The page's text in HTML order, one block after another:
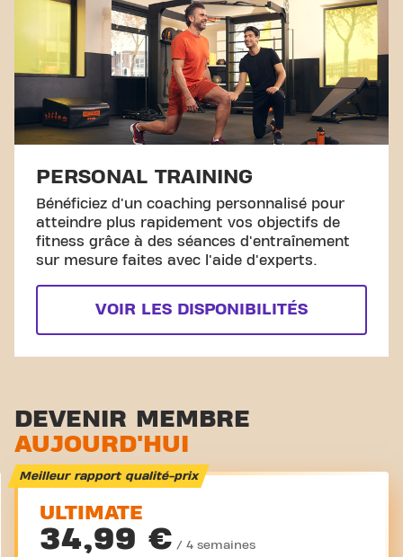
PERSONAL TRAINING
Bénéficiez d'un coaching personnalisé pour
atteindre plus rapidement vos objectifs de
fitness grâce à des séances d'entraînement
sur mesure faites avec l'aide d'experts.
VOIR LES DISPONIBILITÉS
DEVENIR MEMBRE
AUJOURD'HUI
Meilleur rapport qualité-prix
ULTIMATE
34,99 € / 4 semaines